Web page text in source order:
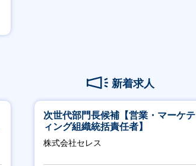
新着求人
次世代部門長候補【営業・マーケテ
ィング組織統括責任者】
株式会社セレス